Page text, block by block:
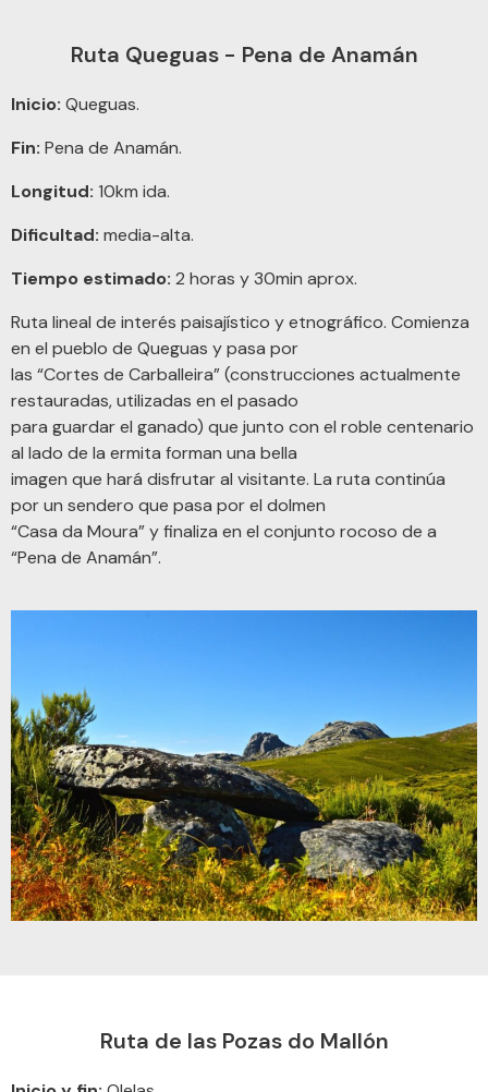
Ruta Queguas - Pena de Anamán
Inicio: Queguas.
Fin: Pena de Anamán.
Longitud: 10km ida.
Dificultad: media-alta.
Tiempo estimado: 2 horas y 30min aprox.
Ruta lineal de interés paisajístico y etnográfico. Comienza
en el pueblo de Queguas y pasa por
las “Cortes de Carballeira” (construcciones actualmente
restauradas, utilizadas en el pasado
para guardar el ganado) que junto con el roble centenario
al lado de la ermita forman una bella
imagen que hará disfrutar al visitante. La ruta continúa
por un sendero que pasa por el dolmen
“Casa da Moura” y finaliza en el conjunto rocoso de a
“Pena de Anamán”.
Ruta de las Pozas do Mallón